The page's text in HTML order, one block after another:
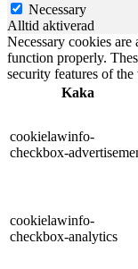
Necessary
Alltid aktiverad
Necessary cookies
function properly.
security features of
Kaka
cookielawinfo-
checkbox-
cookielawinfo-
checkbox-analytics